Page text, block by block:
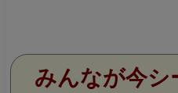
みんなが今シ